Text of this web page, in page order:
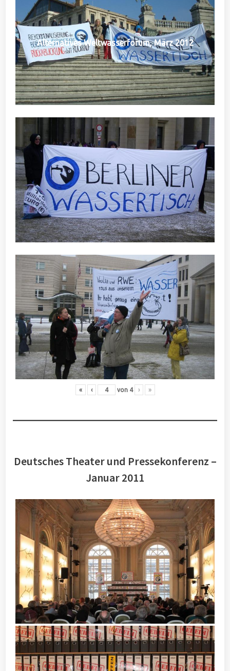
Alternatives Weltwasserforum, März 2012
« ‹ von 4 › »
Deutsches Theater und Pressekonferenz –
Januar 2011